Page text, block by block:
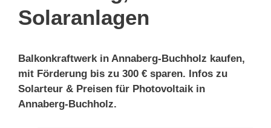
Solaranlagen
Balkonkraftwerk in Annaberg-Buchholz kaufen,
mit Förderung bis zu 300 € sparen. Infos zu
Solarteur & Preisen für Photovoltaik in
Annaberg-Buchholz.